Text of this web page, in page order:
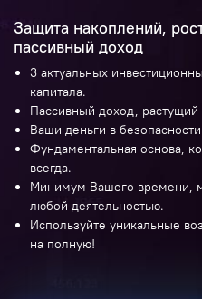
Защита накоплений,
пассивный доход
3 актуальных
капитала.
Пассивный доход, растущий
Ваши деньги в
Фундаментальная основа,
всегда.
Минимум Вашего времени,
любой деятельностью.
Используйте уникальные
на полную!